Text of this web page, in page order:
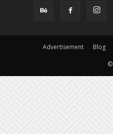
Advertisement Blog
©